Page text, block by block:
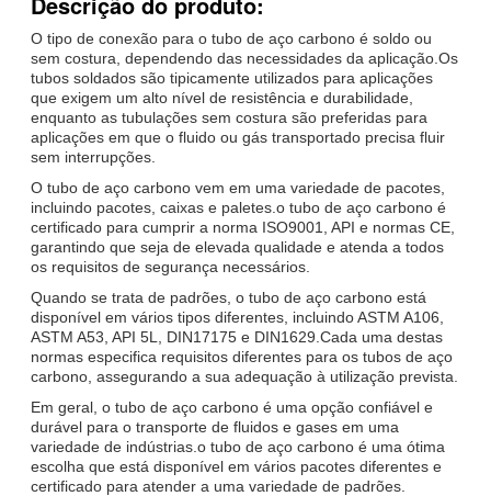
O tipo de conexão para o tubo de aço carbono é soldo ou
sem costura, dependendo das necessidades da aplicação.Os
tubos soldados são tipicamente utilizados para aplicações
que exigem um alto nível de resistência e durabilidade,
enquanto as tubulações sem costura são preferidas para
aplicações em que o fluido ou gás transportado precisa fluir
sem interrupções.
O tubo de aço carbono vem em uma variedade de pacotes,
incluindo pacotes, caixas e paletes.o tubo de aço carbono é
certificado para cumprir a norma ISO9001, API e normas CE,
garantindo que seja de elevada qualidade e atenda a todos
os requisitos de segurança necessários.
Quando se trata de padrões, o tubo de aço carbono está
disponível em vários tipos diferentes, incluindo ASTM A106,
ASTM A53, API 5L, DIN17175 e DIN1629.Cada uma destas
normas especifica requisitos diferentes para os tubos de aço
carbono, assegurando a sua adequação à utilização prevista.
Em geral, o tubo de aço carbono é uma opção confiável e
durável para o transporte de fluidos e gases em uma
variedade de indústrias.o tubo de aço carbono é uma ótima
escolha que está disponível em vários pacotes diferentes e
certificado para atender a uma variedade de padrões.